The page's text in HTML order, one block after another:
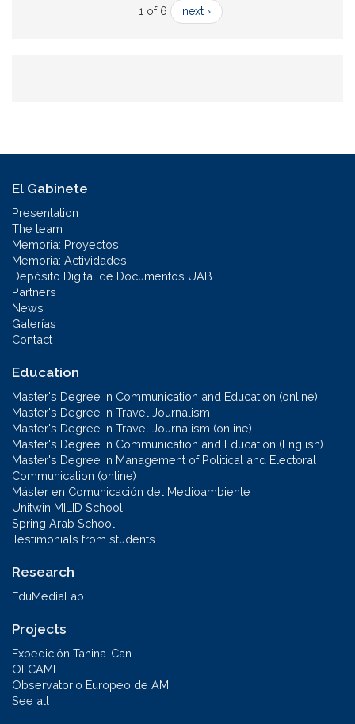
1 of 6 next ›
El Gabinete
Presentation
The team
Memoria: Proyectos
Memoria: Actividades
Depósito Digital de Documentos UAB
Partners
News
Galerías
Contact
Education
Master's Degree in Communication and Education (online)
Master's Degree in Travel Journalism
Master's Degree in Travel Journalism (online)
Master's Degree in Communication and Education (English)
Master's Degree in Management of Political and Electoral
Communication (online)
Máster en Comunicación del Medioambiente
Unitwin MILID School
Spring Arab School
Testimonials from students
Research
EduMediaLab
Projects
Expedición Tahina-Can
OLCAMI
Observatorio Europeo de AMI
See all